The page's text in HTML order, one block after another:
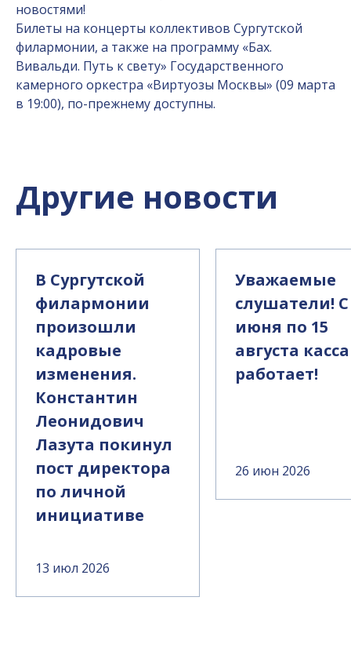
новостями!
Билеты на концерты коллективов Сургутской
филармонии, а также на программу «Бах.
Вивальди. Путь к свету» Государственного
камерного оркестра «Виртуозы Москвы» (09 марта
в 19:00), по-прежнему доступны.
Другие новости
В Сургутской
филармонии
произошли
кадровые
изменения.
Константин
Леонидович
Лазута покинул
пост директора
по личной
инициативе
13 июл 2026
Уважаемые
слушатели! С
июня по 15
августа
работает!
26 июн 2026